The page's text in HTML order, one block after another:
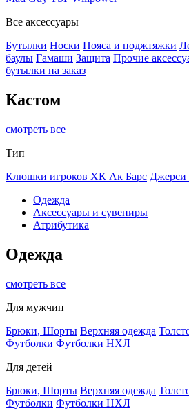
Все аксессуары
Бутылки Носки Пояса и поджтяжки
баулы Гамаши Защита Прочие
бутылки на заказ
Кастом
смотреть все
Тип
Клюшки игроков ХК Ак Барс Джерси
Одежда
Аксессуары и сувениры
Атрибутика
Одежда
смотреть все
Для мужчин
Брюки, Шорты Верхняя одежда
Футболки Футболки НХЛ
Для детей
Брюки, Шорты Верхняя одежда
Футболки Футболки НХЛ